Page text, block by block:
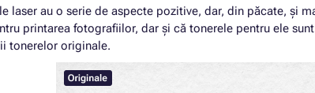
laser au o serie de aspecte pozitive, dar, din păcate, și
printarea fotografiilor, dar și că tonerele pentru ele
tonerelor originale.